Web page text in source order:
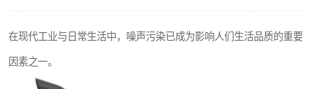
在现代工业与日常生活中，噪声污染已成为影响人们生活品质的重要
因素之一。